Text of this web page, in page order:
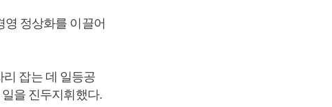
정상화를 이끌어
리 잡는 데 일등공
을 진두지휘했다.